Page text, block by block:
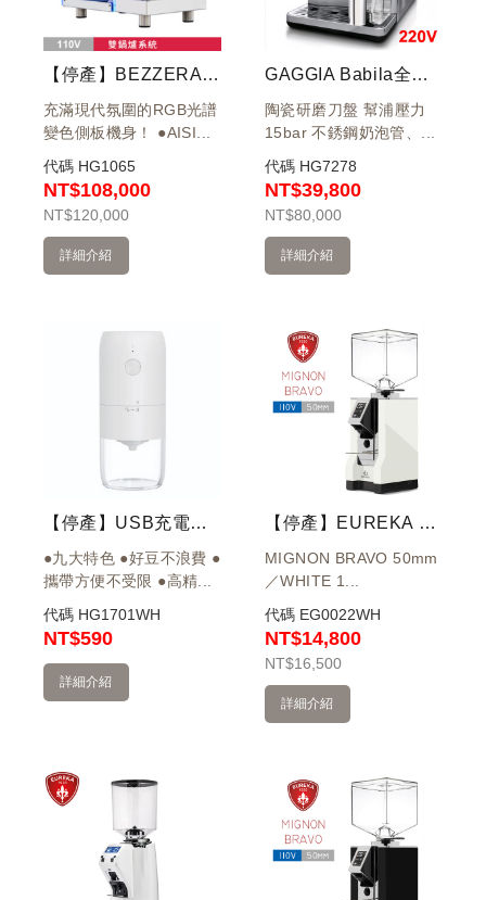
【停產】BEZZERA 貝澤拉 R Matrix MN 雙鍋半自動咖啡機 - 手控版 110V
充滿現代氛圍的RGB光譜
變色側板機身！ ●AISI...
代碼 HG1065
NT$108,000
NT$120,000
詳細介紹
GAGGIA Babila全自動咖啡機220v
陶瓷研磨刀盤 幫浦壓力
15bar 不銹鋼奶泡管、...
代碼 HG7278
NT$39,800
NT$80,000
詳細介紹
【停產】USB充電磨豆機 電動磨豆機 (白)
●九大特色 ●好豆不浪費 ●
攜帶方便不受限 ●高精...
代碼 HG1701WH
NT$590
詳細介紹
【停產】EUREKA 優瑞卡 MIGNON BRAVO 50mm 磨豆機(白) 110V
MIGNON BRAVO 50mm
／WHITE 1...
代碼 EG0022WH
NT$14,800
NT$16,500
詳細介紹